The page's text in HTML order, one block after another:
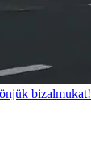
bizalmukat!